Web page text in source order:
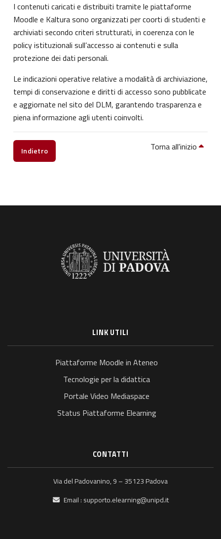
I contenuti caricati e distribuiti tramite le piattaforme
Moodle e Kaltura sono organizzati per coorti di studenti e
archiviati secondo criteri strutturati, in coerenza con le
policy istituzionali sull’accesso ai contenuti e sulla
protezione dei dati personali.
Le indicazioni operative relative a modalità di archiviazione,
tempi di conservazione e diritti di accesso sono pubblicate
e aggiornate nel sito del DLM, garantendo trasparenza e
piena informazione agli utenti coinvolti.
Indietro Torna all'inizio
LINK UTILI
Piattaforme Moodle in Ateneo
Tecnologie per la didattica
Portale Video Mediaspace
Status Piattaforme Elearning
CONTATTI
Via del Padovanino, 9 – 35123 Padova
Email : supporto.elearning@unipd.it